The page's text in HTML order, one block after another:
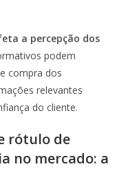
a percepção dos
podem
compra dos
relevantes
do cliente.
rótulo de
no mercado: a